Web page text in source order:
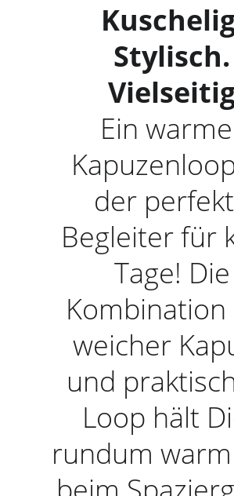
Stylisch.
Ein
der
Begleiter für
Tage! Die
Kombination
weicher
und
Loop hält
rundum